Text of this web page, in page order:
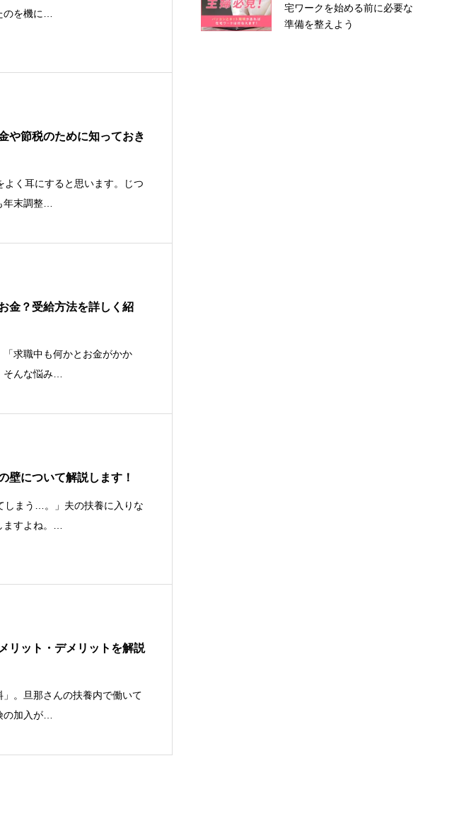
を機に…
や節税のために知っておき
く耳にすると思います。じつ
末調整…
金？受給方法を詳しく紹
「求職中も何かとお金がかか
んな悩み…
壁について解説します！
しまう…。」夫の扶養に入りな
すよね。…
リット・デメリットを解説
。旦那さんの扶養内で働いて
加入が…
宅ワークを始める前に必要な
準備を整えよう